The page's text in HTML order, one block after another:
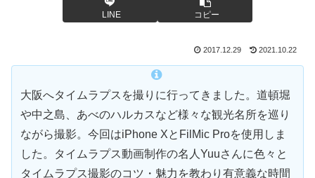
LINE コピー
2017.12.29 2021.10.22
大阪へタイムラプスを撮りに行ってきました。道頓堀
や中之島、あべのハルカスなど様々な観光名所を巡り
ながら撮影。今回はiPhone XとFilMic Proを使用しま
した。タイムラプス動画制作の名人Yuuさんに色々と
タイムラプス撮影のコツ・魅力を教わり有意義な時間